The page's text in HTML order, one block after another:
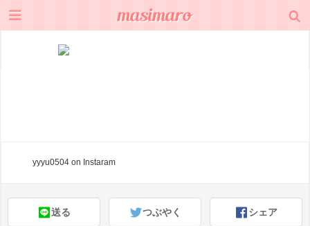
yyyu0504 on Instaram
送る つぶやく シェア